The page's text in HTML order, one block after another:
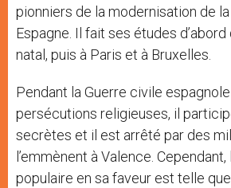
pionniers de la modernisation de
Espagne. Il fait ses études
natal, puis à Paris et à Bruxelles.
Pendant la Guerre civile
persécutions religieuses, il
secrètes et il est arrêté par des
l’emmènent à Valence.
populaire en sa faveur est telle